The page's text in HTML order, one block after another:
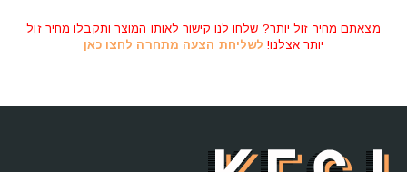
בחר אפשרויות
מצאתם מחיר זול יותר? שלחו לנו קישור לאותו המוצר ותקבלו מחיר זול